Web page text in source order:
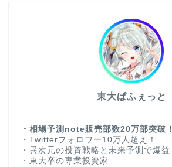
東大ぱふぇっと
・相場予測note販売部数20万部突破！
・Twitterフォロワー10万人超え！
・異次元の投資戦略と未来予測で爆益
・東大卒の専業投資家